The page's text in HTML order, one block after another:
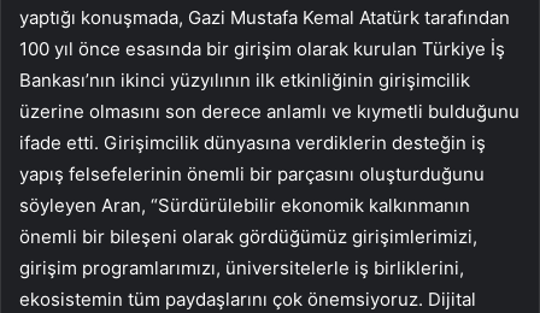
yaptığı konuşmada, Gazi Mustafa Kemal Atatürk tarafından
100 yıl önce esasında bir girişim olarak kurulan Türkiye İş
Bankası’nın ikinci yüzyılının ilk etkinliğinin girişimcilik
üzerine olmasını son derece anlamlı ve kıymetli bulduğunu
ifade etti. Girişimcilik dünyasına verdiklerin desteğin iş
yapış felsefelerinin önemli bir parçasını oluşturduğunu
söyleyen Aran, “Sürdürülebilir ekonomik kalkınmanın
önemli bir bileşeni olarak gördüğümüz girişimlerimizi,
girişim programlarımızı, üniversitelerle iş birliklerini,
ekosistemin tüm paydaşlarını çok önemsiyoruz. Dijital